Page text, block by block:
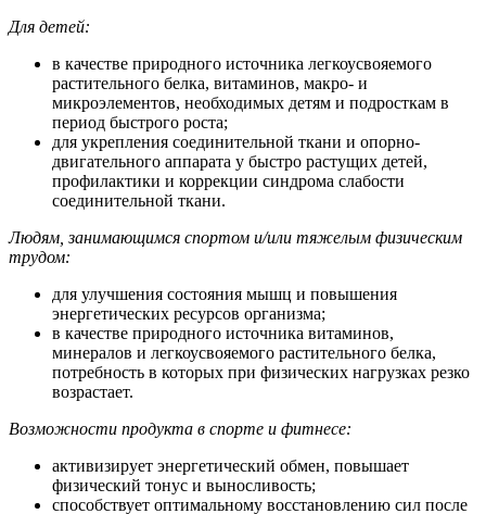
Для детей:
в качестве природного источника легкоусвояемого
растительного белка, витаминов, макро- и
микроэлементов, необходимых детям и подросткам в
период быстрого роста;
для укрепления соединительной ткани и опорно-
двигательного аппарата у быстро растущих детей,
профилактики и коррекции синдрома слабости
соединительной ткани.
Людям, занимающимся спортом и/или тяжелым физическим
трудом:
для улучшения состояния мышц и повышения
энергетических ресурсов организма;
в качестве природного источника витаминов,
минералов и легкоусвояемого растительного белка,
потребность в которых при физических нагрузках резко
возрастает.
Возможности продукта в спорте и фитнесе:
активизирует энергетический обмен, повышает
физический тонус и выносливость;
способствует оптимальному восстановлению сил после